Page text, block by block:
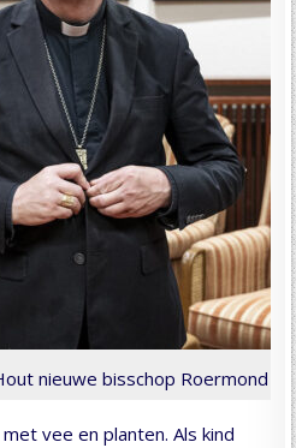
nieuwe bisschop Roermond
vee en planten. Als kind